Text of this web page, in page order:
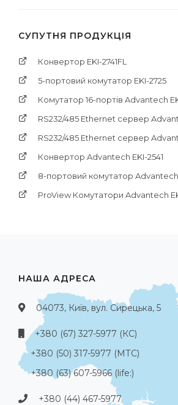
СУПУТНЯ ПРОДУКЦІЯ
Конвертор EKI-2741FL
5-портовий комутатор EKI-2725
Комутатор 16-портів Advantech
RS232/485 Ethernet сервер
RS232/485 Ethernet сервер
Конвертор Advantech EKI-2541
8-портовий комутатор Advantech
ProView Комутатори Advantech
НАША АДРЕСА
04073, Київ, вул. Сирецька, 5
+380 (67) 327-5977 (КС)
+380 (50) 317-5977 (МТС)
+380 (63) 607-5966 (life:)
+380 (44) 467-5977